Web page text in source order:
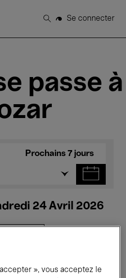
Rechercher
Se connecter
passe à
Prochains 7 jours
24 Avril 2026
Concerts
», vous acceptez le